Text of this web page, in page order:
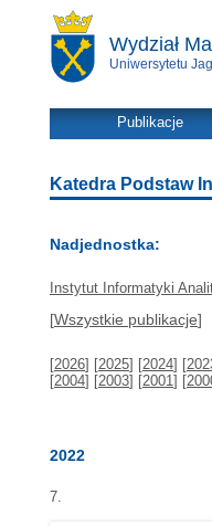
Wydział
Uniwersytetu
Publikacje
Katedra Podstaw
Nadjednostka:
Instytut Informatyki
[Wszystkie publikacje]
[2026] [2025] [2024] [
[2004] [2003] [2001] [
2022
7.